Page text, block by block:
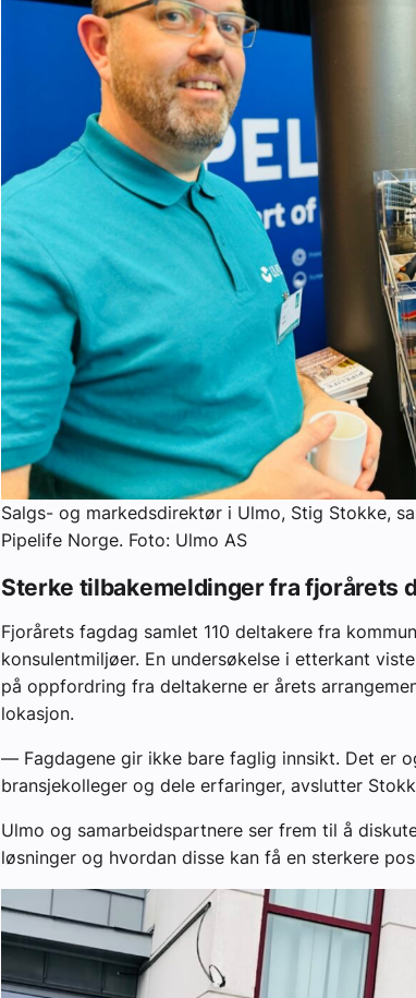
Salgs- og markedsdirektør i Ulmo, Stig Stokke,
Pipelife Norge. Foto: Ulmo AS
Sterke tilbakemeldinger fra fjorårets
Fjorårets fagdag samlet 110 deltakere fra
konsulentmiljøer. En undersøkelse i etterkant
på oppfordring fra deltakerne er årets
lokasjon.
— Fagdagene gir ikke bare faglig innsikt. Det er
bransjekolleger og dele erfaringer, avslutter
Ulmo og samarbeidspartnere ser frem til å
løsninger og hvordan disse kan få en sterkere